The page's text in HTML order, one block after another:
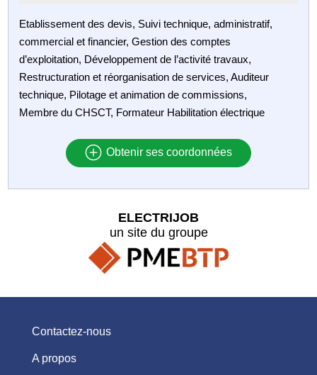
Etablissement des devis, Suivi technique, administratif,
commercial et financier, Gestion des comptes
d’exploitation, Développement de l’activité travaux,
Restructuration et réorganisation de services, Auditeur
technique, Pilotage et animation de commissions,
Membre du CHSCT, Formateur Habilitation électrique
Obtenir ses coordonnées
ELECTRIJOB
un site du groupe
Contactez-nous
A propos